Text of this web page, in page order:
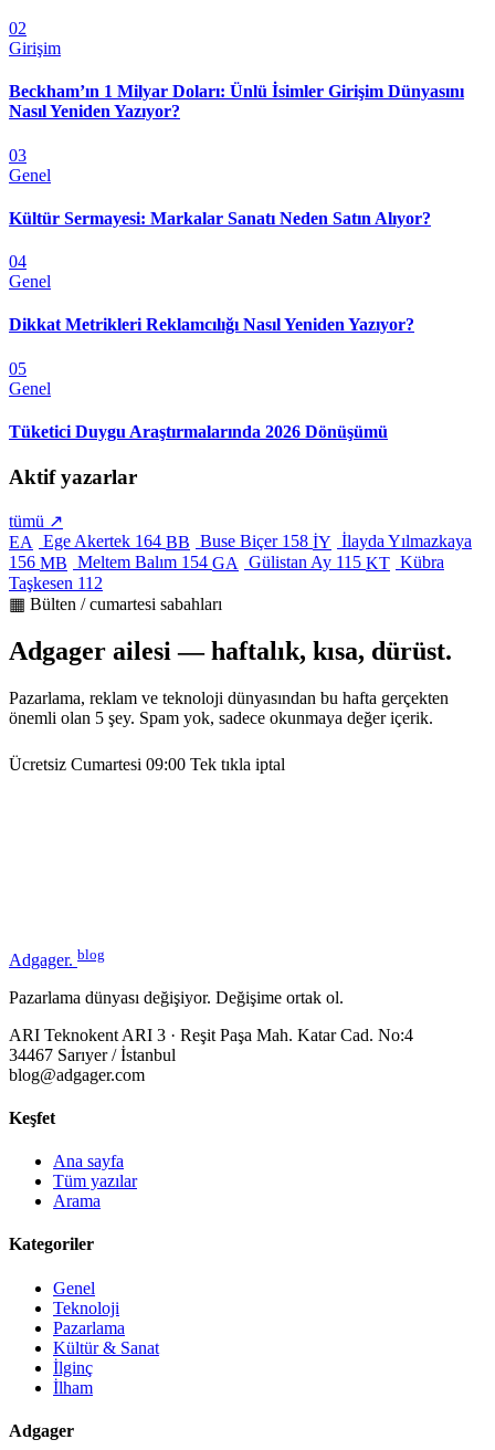
02
Girişim
Beckham’ın 1 Milyar Doları: Ünlü İsimler Girişim Dünyasını
Nasıl Yeniden Yazıyor?
03
Genel
Kültür Sermayesi: Markalar Sanatı Neden Satın Alıyor?
04
Genel
Dikkat Metrikleri Reklamcılığı Nasıl Yeniden Yazıyor?
05
Genel
Tüketici Duygu Araştırmalarında 2026 Dönüşümü
Aktif yazarlar
tümü ↗
EA
Ege Akertek 164 BB Buse Biçer 158 İY İlayda Yılmazkaya
156 MB Meltem Balım 154 GA Gülistan Ay 115 KT Kübra
Taşkesen 112
▦ Bülten / cumartesi sabahları
Adgager ailesi — haftalık, kısa, dürüst.
Pazarlama, reklam ve teknoloji dünyasından bu hafta gerçekten
önemli olan 5 şey. Spam yok, sadece okunmaya değer içerik.
Ücretsiz Cumartesi 09:00 Tek tıkla iptal
Adgager. blog
Pazarlama dünyası değişiyor. Değişime ortak ol.
ARI Teknokent ARI 3 · Reşit Paşa Mah. Katar Cad. No:4
34467 Sarıyer / İstanbul
blog@adgager.com
Keşfet
Ana sayfa
Tüm yazılar
Arama
Kategoriler
Genel
Teknoloji
Pazarlama
Kültür & Sanat
İlginç
İlham
Adgager